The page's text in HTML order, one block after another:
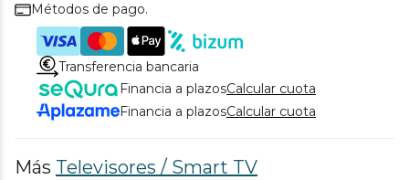
Métodos de pago.
Transferencia bancaria
Financia a plazosCalcular cuota
Financia a plazosCalcular cuota
Más Televisores / Smart TV